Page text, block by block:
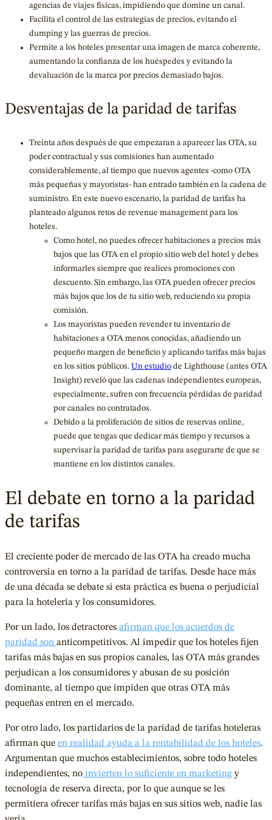
agencias de viajes físicas, impidiendo que domine un canal.
Facilita el control de las estrategias de precios, evitando el
dumping y las guerras de precios.
Permite a los hoteles presentar una imagen de marca coherente,
aumentando la confianza de los huéspedes y evitando la
devaluación de la marca por precios demasiado bajos.
Desventajas de la paridad de tarifas
Treinta años después de que empezaran a aparecer las OTA, su
poder contractual y sus comisiones han aumentado
considerablemente, al tiempo que nuevos agentes -como OTA
más pequeñas y mayoristas- han entrado también en la cadena de
suministro. En este nuevo escenario, la paridad de tarifas ha
planteado algunos retos de revenue management para los
hoteles.
Como hotel, no puedes ofrecer habitaciones a precios más
bajos que las OTA en el propio sitio web del hotel y debes
informarles siempre que realices promociones con
descuento. Sin embargo, las OTA pueden ofrecer precios
más bajos que los de tu sitio web, reduciendo su propia
comisión.
Los mayoristas pueden revender tu inventario de
habitaciones a OTA menos conocidas, añadiendo un
pequeño margen de beneficio y aplicando tarifas más bajas
en los sitios públicos. Un estudio de Lighthouse (antes OTA
Insight) reveló que las cadenas independientes europeas,
especialmente, sufren con frecuencia pérdidas de paridad
por canales no contratados.
Debido a la proliferación de sitios de reservas online,
puede que tengas que dedicar más tiempo y recursos a
supervisar la paridad de tarifas para asegurarte de que se
mantiene en los distintos canales.
El debate en torno a la paridad
de tarifas
El creciente poder de mercado de las OTA ha creado mucha
controversia en torno a la paridad de tarifas. Desde hace más
de una década se debate si esta práctica es buena o perjudicial
para la hotelería y los consumidores.
Por un lado, los detractores afirman que los acuerdos de
paridad son anticompetitivos. Al impedir que los hoteles fijen
tarifas más bajas en sus propios canales, las OTA más grandes
perjudican a los consumidores y abusan de su posición
dominante, al tiempo que impiden que otras OTA más
pequeñas entren en el mercado.
Por otro lado, los partidarios de la paridad de tarifas hoteleras
afirman que en realidad ayuda a la rentabilidad de los hoteles.
Argumentan que muchos establecimientos, sobre todo hoteles
independientes, no invierten lo suficiente en marketing y
tecnología de reserva directa, por lo que aunque se les
permitiera ofrecer tarifas más bajas en sus sitios web, nadie las